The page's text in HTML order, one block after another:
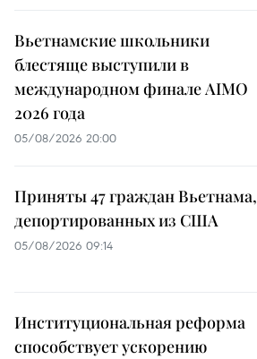
Вьетнамские школьники
блестяще выступили в
международном финале AIMO
2026 года
05/08/2026 20:00
Приняты 47 граждан Вьетнама,
депортированных из США
05/08/2026 09:14
Институциональная реформа
способствует ускорению